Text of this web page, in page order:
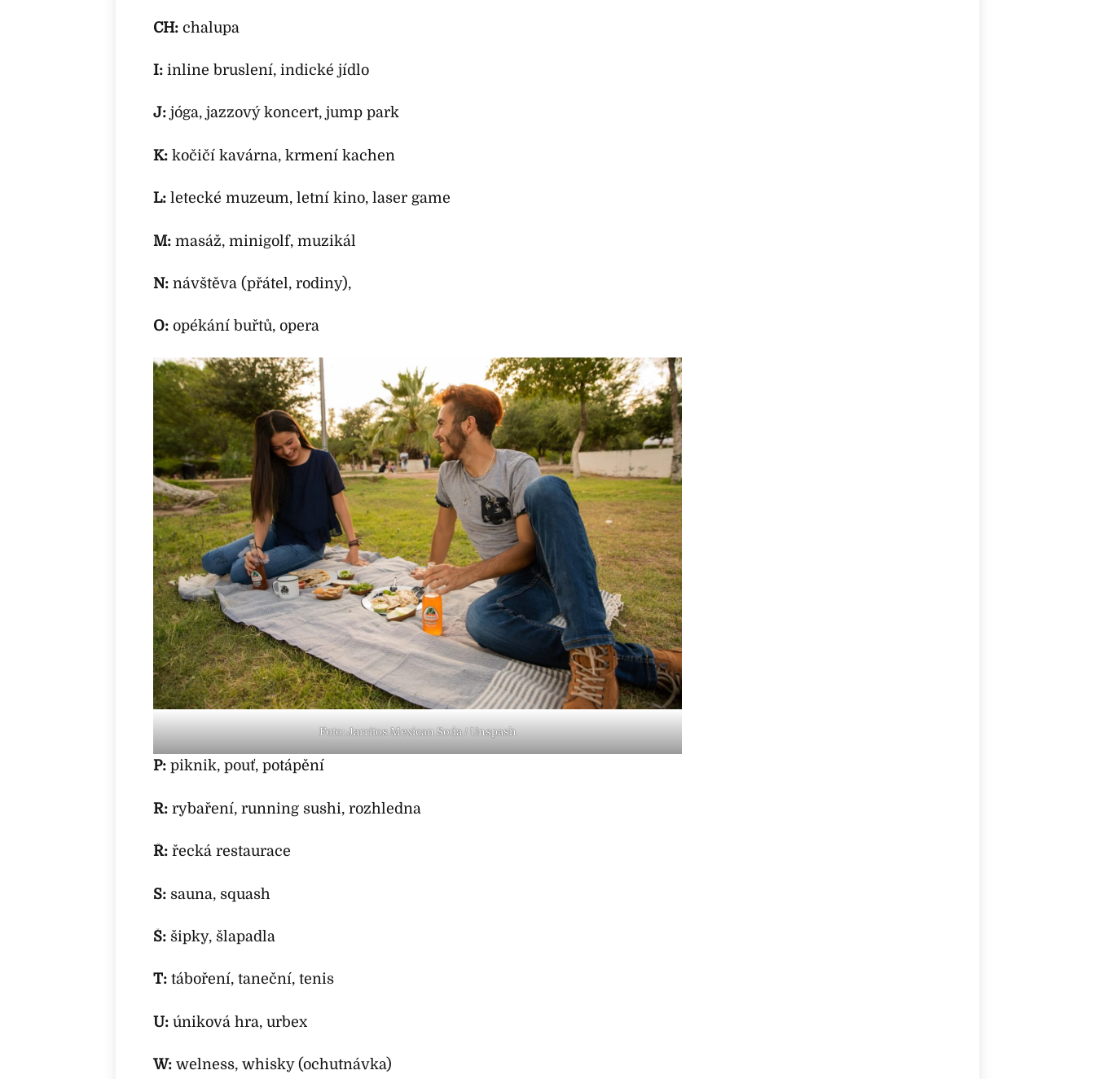
CH:chalupa
I:inline bruslení, indické jídlo
J:jóga, jazzový koncert, jump park
K:kočičí kavárna, krmení kachen
L: letecké muzeum, letní kino, laser game
M: masáž, minigolf, muzikál
N: návštěva (přátel, rodiny),
O: opékání buřtů, opera
Foto: Jarritos Mexican Soda / Unspash
P:piknik, pouť, potápění
R:rybaření, running sushi, rozhledna
Ř:řecká restaurace
S:sauna, squash
Š:šipky, šlapadla
T:táboření, taneční, tenis
U:úniková hra, urbex
W:welness, whisky (ochutnávka)